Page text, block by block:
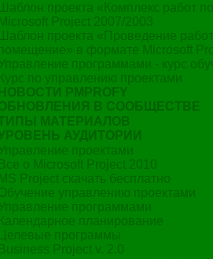
Шаблон проекта «Комплекс работ
Microsoft Project 2007/2003
Шаблон проекта «Проведение
помещение» в формате Microsoft
Управление программами - курс
Курс по управлению проектами
НОВОСТИ PMPROFY
ОБНОВЛЕНИЯ В СООБЩЕСТВЕ
ТИПЫ МАТЕРИАЛОВ
УРОВЕНЬ АУДИТОРИИ
Управление проектами
Все о Microsoft Project 2010
MS Project скачать бесплатно
Обучение управлению проектами
Управление программами
Календарное планирование
Целевые программы
Business Project v. 2.0